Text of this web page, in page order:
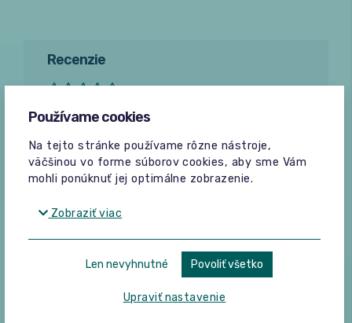
Recenzie
Bez hodnotení
Pridať hodnotenie
Žiadne hodnotenia
Buďte prvý, kto napíše hodnotenie.
Používame cookies
Na tejto stránke používame rôzne nástroje,
väčšinou vo forme súborov cookies, aby sme Vám
mohli ponúknuť jej optimálne zobrazenie.
Zobraziť viac
Len nevyhnutné Povoliť všetko
Upraviť nastavenie